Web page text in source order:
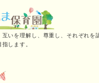
0～2歳
いを理解し、尊重し、それぞれを
します。